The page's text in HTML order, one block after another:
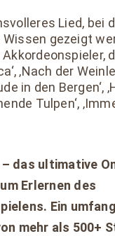
Lied, bei
gezeigt
‚Nach der
in den Bergen‘,
Tulpen‘,
das ultimative
Erlernen des
Ein
mehr als 500+